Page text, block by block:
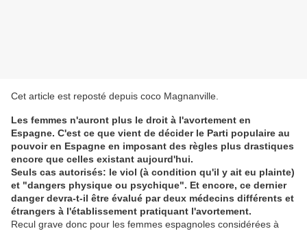
Cet article est reposté depuis coco Magnanville
Les femmes n'auront plus le droit à l'avortement en
Espagne. C'est ce que vient de décider le Parti populaire au
pouvoir en Espagne en imposant des règles plus drastiques
encore que celles existant aujourd'hui.
Seuls cas autorisés: le viol (à condition qu'il y ait eu plainte)
et "dangers physique ou psychique". Et encore, ce dernier
danger devra-t-il être évalué par deux médecins différents et
étrangers à l'établissement pratiquant l'avortement.
Recul grave donc pour les femmes espagnoles considérées à